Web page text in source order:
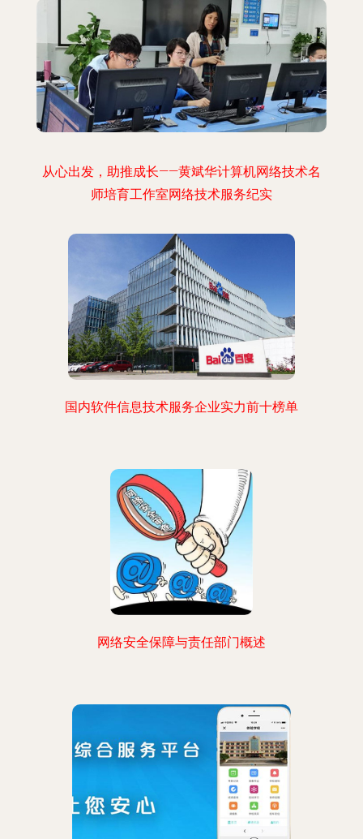
从心出发，助推成长——黄斌华计算机网络技术名
师培育工作室网络技术服务纪实
国内软件信息技术服务企业实力前十榜单
网络安全保障与责任部门概述